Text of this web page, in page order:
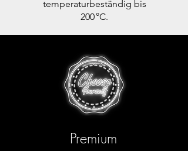
temperaturbeständig bis
200 °C.
Premium